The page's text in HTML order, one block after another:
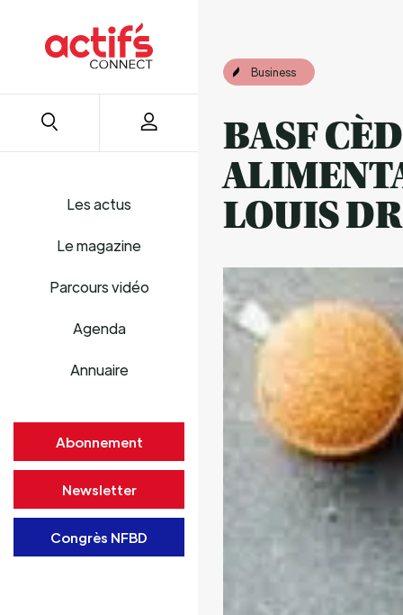
Les actus
Le magazine
Parcours vidéo
Agenda
Annuaire
Abonnement
Newsletter
Congrès NFBD
Business
BASF
LOUIS